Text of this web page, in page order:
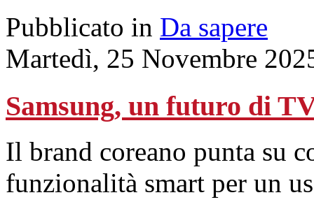
Pubblicato in Da sapere
Martedì, 25 Novembre
Samsung, un futuro di
Il brand coreano punta su
funzionalità smart per un